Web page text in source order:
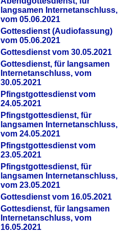
langsamen Internetanschluss,
vom 05.06.2021
Gottesdienst (Audiofassung)
vom 05.06.2021
Gottesdienst vom 30.05.2021
Gottesdienst, für langsamen
Internetanschluss, vom
30.05.2021
Pfingstgottesdienst vom
24.05.2021
Pfingstgottesdienst, für
langsamen Internetanschluss,
vom 24.05.2021
Pfingstgottesdienst vom
23.05.2021
Pfingstgottesdienst, für
langsamen Internetanschluss,
vom 23.05.2021
Gottesdienst vom 16.05.2021
Gottesdienst, für langsamen
Internetanschluss, vom
16.05.2021